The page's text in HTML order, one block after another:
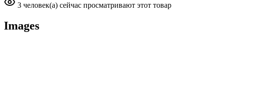
3 человек(а) сейчас просматривают этот товар
Images